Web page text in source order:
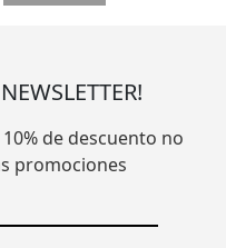
de descuento no
promociones